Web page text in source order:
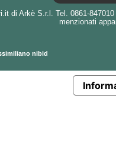
di Arkè S.r.l. Tel. 0861-
menzionati
nibid